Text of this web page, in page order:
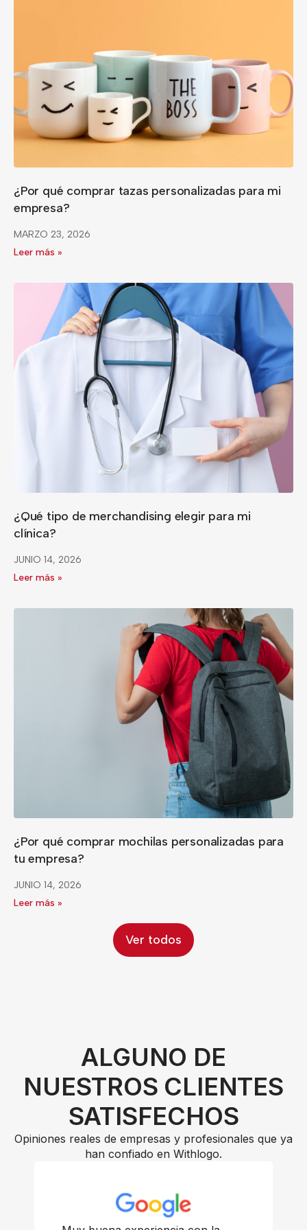
¿Por qué comprar tazas personalizadas para mi
empresa?
MARZO 23, 2026
Leer más »
¿Qué tipo de merchandising elegir para mi
clínica?
JUNIO 14, 2026
Leer más »
¿Por qué comprar mochilas personalizadas para
tu empresa?
JUNIO 14, 2026
Leer más »
Ver todos
ALGUNO DE
NUESTROS CLIENTES
SATISFECHOS
Opiniones reales de empresas y profesionales que ya
han confiado en Withlogo.